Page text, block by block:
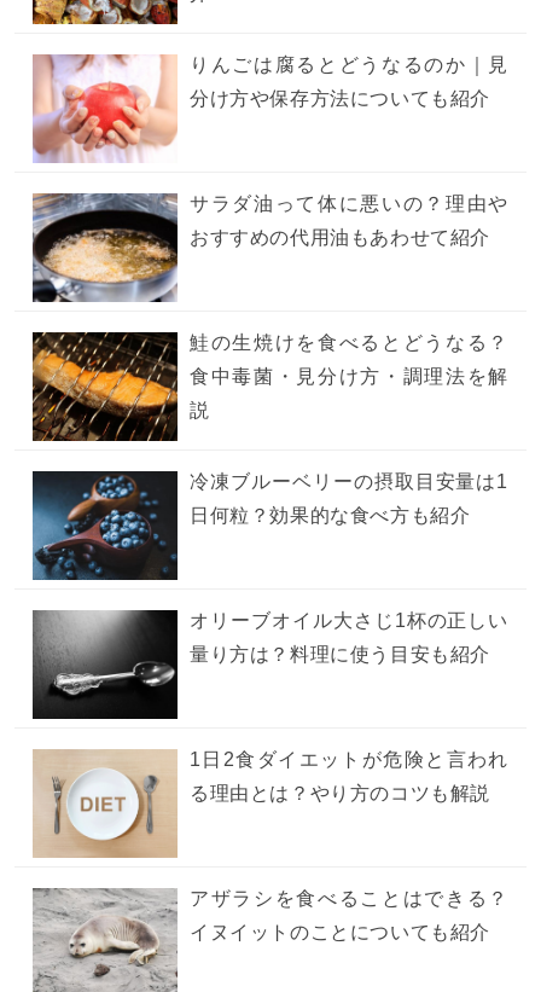
りんごは腐るとどうなるのか｜見
分け方や保存方法についても紹介
サラダ油って体に悪いの？理由や
おすすめの代用油もあわせて紹介
鮭の生焼けを食べるとどうなる？
食中毒菌・見分け方・調理法を解
説
冷凍ブルーベリーの摂取目安量は1
日何粒？効果的な食べ方も紹介
オリーブオイル大さじ1杯の正しい
量り方は？料理に使う目安も紹介
1日2食ダイエットが危険と言われ
る理由とは？やり方のコツも解説
アザラシを食べることはできる？
イヌイットのことについても紹介